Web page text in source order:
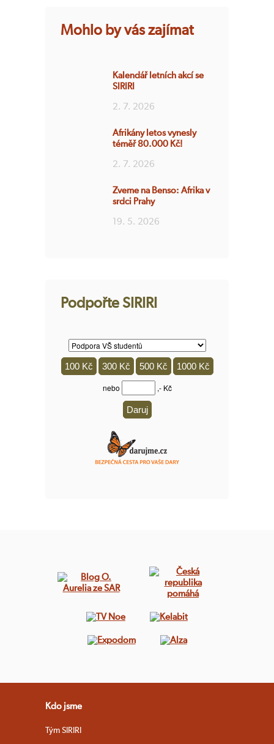
Mohlo by vás zajímat
Kalendář letních akcí se
SIRIRI
2. 7. 2026
Afrikány letos vynesly
téměř 80.000 Kč!
2. 7. 2026
Zveme na Benso: Afrika v
srdci Prahy
19. 5. 2026
Podpořte SIRIRI
Kdo jsme
Tým SIRIRI